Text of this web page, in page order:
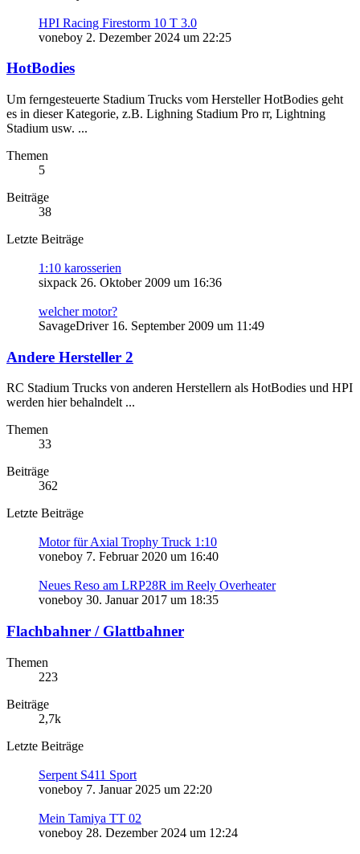
HPI Racing Firestorm 10 T 3.0
voneboy 2. Dezember 2024 um 22:25
HotBodies
Um ferngesteuerte Stadium Trucks vom Hersteller HotBodies geht
es in dieser Kategorie, z.B. Lighning Stadium Pro rr, Lightning
Stadium usw. ...
Themen
5
Beiträge
38
Letzte Beiträge
1:10 karosserien
sixpack 26. Oktober 2009 um 16:36
welcher motor?
SavageDriver 16. September 2009 um 11:49
Andere Hersteller 2
RC Stadium Trucks von anderen Herstellern als HotBodies und HPI
werden hier behalndelt ...
Themen
33
Beiträge
362
Letzte Beiträge
Motor für Axial Trophy Truck 1:10
voneboy 7. Februar 2020 um 16:40
Neues Reso am LRP28R im Reely Overheater
voneboy 30. Januar 2017 um 18:35
Flachbahner / Glattbahner
Themen
223
Beiträge
2,7k
Letzte Beiträge
Serpent S411 Sport
voneboy 7. Januar 2025 um 22:20
Mein Tamiya TT 02
voneboy 28. Dezember 2024 um 12:24